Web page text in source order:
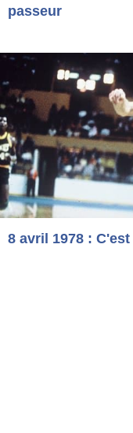
passeur
8 avril 1978 :